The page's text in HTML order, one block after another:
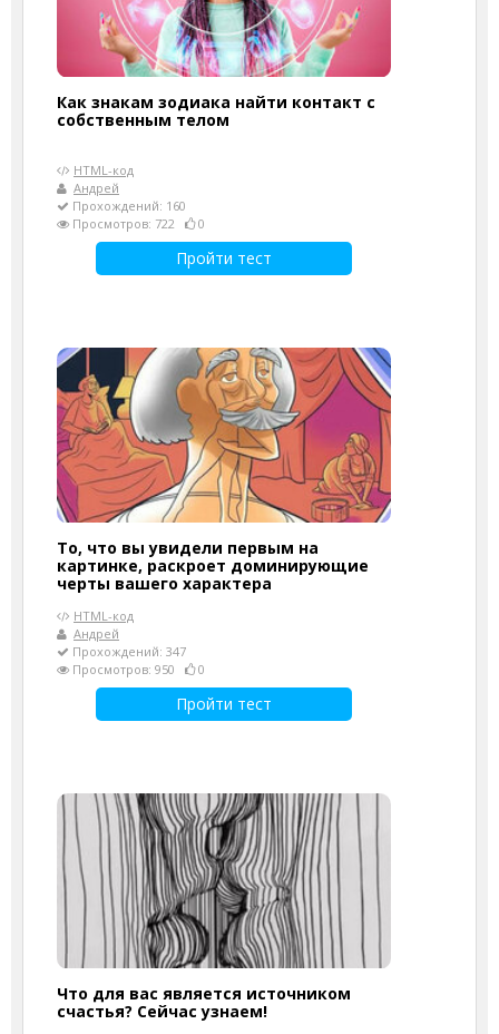
Как знакам зодиака найти контакт с
собственным телом
HTML-код
Андрей
Прохождений: 160
Просмотров: 722
0
Пройти тест
То, что вы увидели первым на
картинке, раскроет доминирующие
черты вашего характера
HTML-код
Андрей
Прохождений: 347
Просмотров: 950
0
Пройти тест
Что для вас является источником
счастья? Сейчас узнаем!